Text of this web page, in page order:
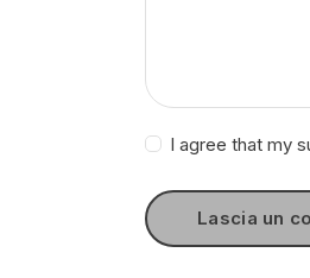
I agree that my